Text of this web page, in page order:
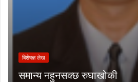
बिशेषज्ञ लेख
समान्य नहुनसक्छ रुघाखोकी